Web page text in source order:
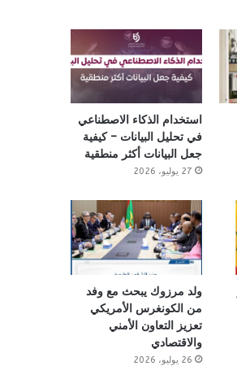
استخدام الذكاء الاصطناعي
في تحليل البيانات – كيفية
جعل البيانات أكثر منطقية
27 يوليو، 2026
ولد مرزوك يبحث مع وفد
من الكونغرس الأمريكي
تعزيز التعاون الأمني
والاقتصادي
26 يوليو، 2026